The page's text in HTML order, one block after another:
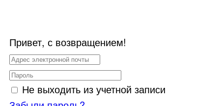
Привет, с возвращением!
Не выходить из учетной записи